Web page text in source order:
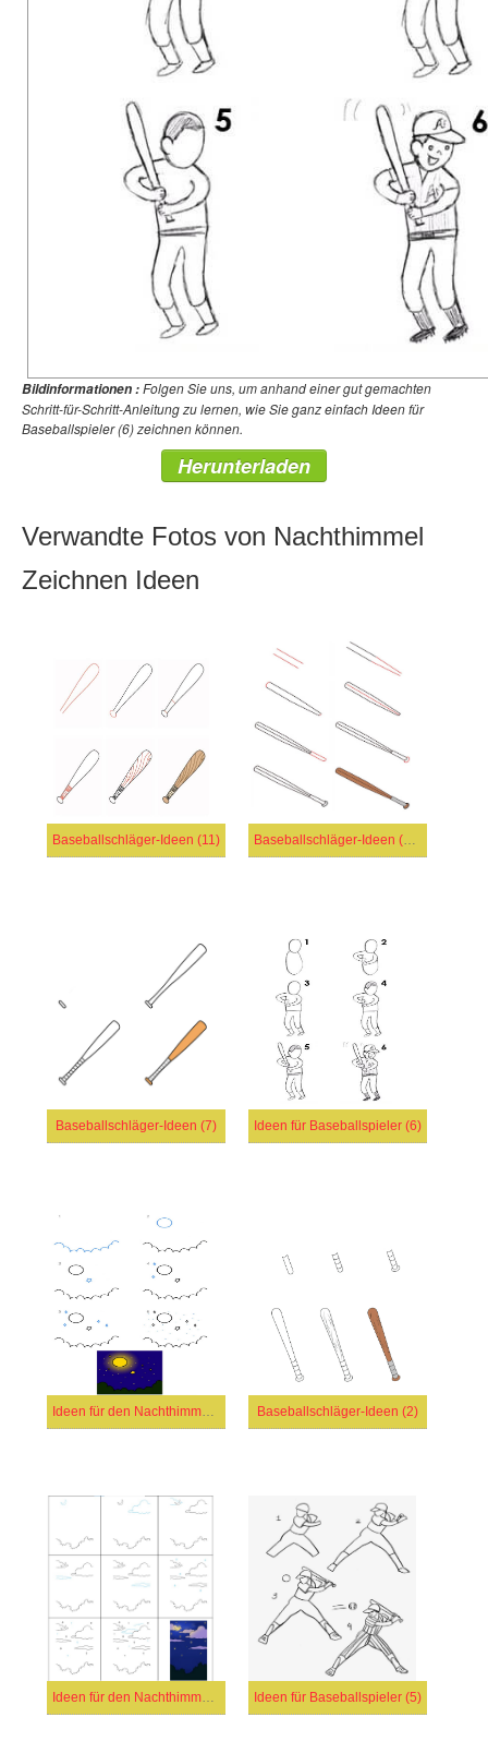
Bildinformationen :Folgen Sie uns, um anhand einer gut gemachten
Schritt-für-Schritt-Anleitung zu lernen, wie Sie ganz einfach Ideen für
Baseballspieler (6) zeichnen können.
Herunterladen
Verwandte Fotos von Nachthimmel
Zeichnen Ideen
Baseballschläger-Ideen (11) Baseballschläger-Ideen (10)
Baseballschläger-Ideen (7) Ideen für Baseballspieler (6)
Ideen für den Nachthimmel (5) Baseballschläger-Ideen (2)
Ideen für den Nachthimmel (6) Ideen für Baseballspieler (5)